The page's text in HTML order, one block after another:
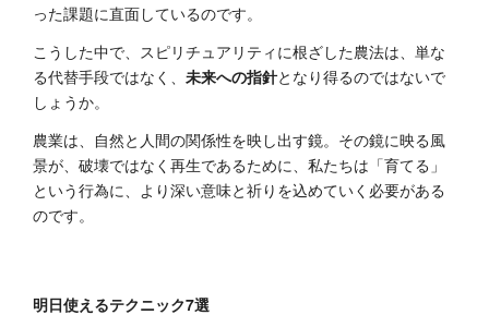
った課題に直面しているのです。
こうした中で、スピリチュアリティに根ざした農法は、単な
る代替手段ではなく、 未来への指針となり得るのではないで
しょうか。
農業は、自然と人間の関係性を映し出す鏡。その鏡に映る風
景が、破壊ではなく再生であるために、私たちは「育てる」
という行為に、より深い意味と祈りを込めていく必要がある
のです。
明日使えるテクニック7選